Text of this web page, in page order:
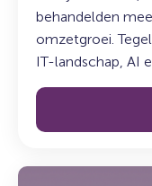
behandelden
omzetgroei.
IT-landschap, AI
Lees